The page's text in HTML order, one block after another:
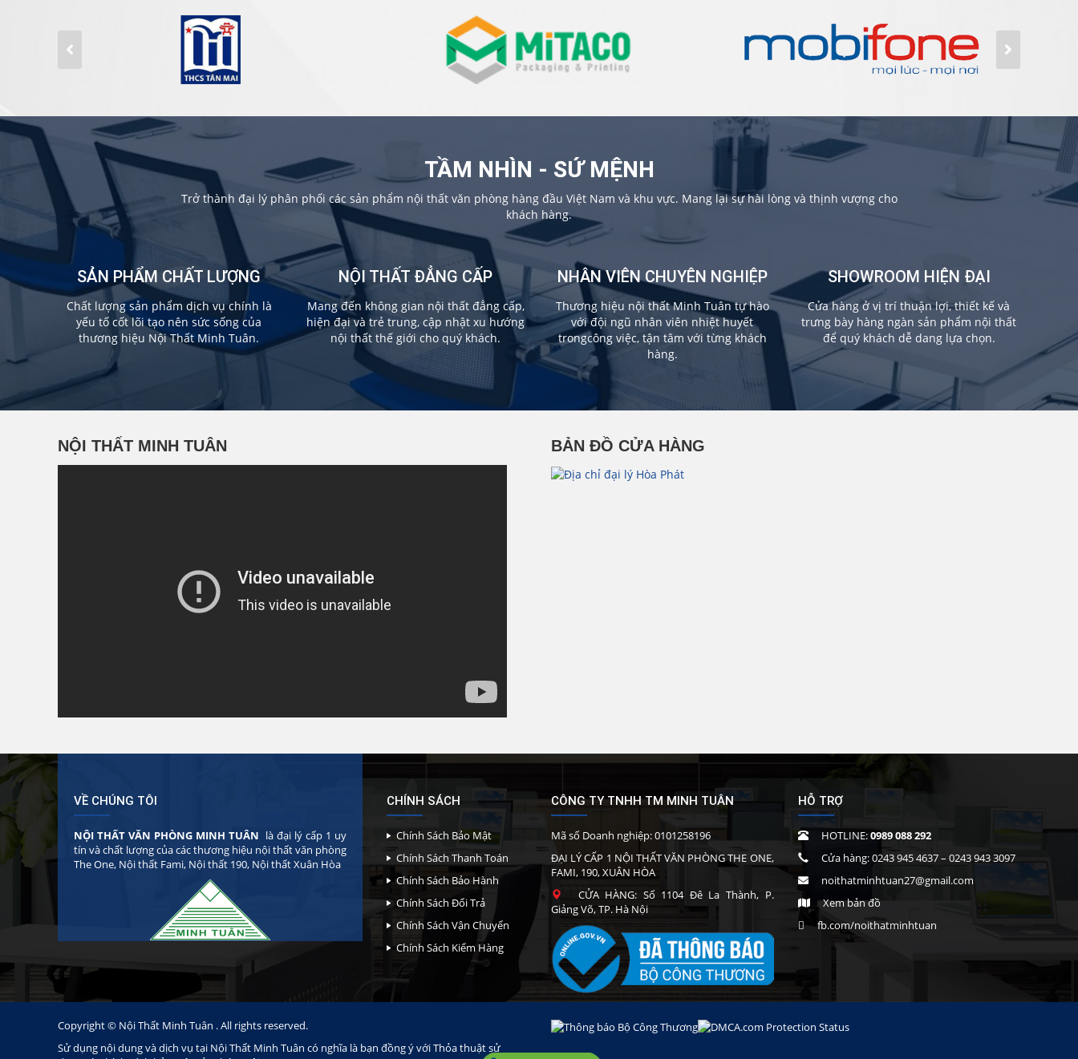
TẦM NHÌN - SỨ MỆNH
Trở thành đại lý phân phối các sản phẩm nội thất văn phòng hàng đầu Việt Nam và khu vực. Mang lại sự hài lòng và thịnh vượng cho
khách hàng.
SẢN PHẨM CHẤT LƯỢNG
Chất lượng sản phẩm dịch vụ chính là
yếu tố cốt lõi tạo nên sức sống của
thương hiệu Nội Thất Minh Tuân.
NỘI THẤT ĐẲNG CẤP
Mang đến không gian nội thất đẳng cấp,
hiện đại và trẻ trung, cập nhật xu hướng
nội thất thế giới cho quý khách.
NHÂN VIÊN CHUYÊN NGHIỆP
Thương hiệu nội thất Minh Tuân tự hào
với đội ngũ nhân viên nhiệt huyết
trongcông việc, tận tâm với từng khách
hàng.
SHOWROOM HIỆN ĐẠI
Cửa hàng ở vị trí thuận lợi, thiết kế và
trưng bày hàng ngàn sản phẩm nội thất
để quý khách dễ dang lựa chọn.
NỘI THẤT MINH TUÂN BẢN ĐỒ CỬA HÀNG
VỀ CHÚNG TÔI
NỘI THẤT VĂN PHÒNG MINH TUÂN là đại lý cấp 1 uy
tín và chất lượng của các thương hiệu nội thất văn phòng
The One, Nội thất Fami, Nội thất 190, Nội thất Xuân Hòa
CHÍNH SÁCH
Chính Sách Bảo Mật
Chính Sách Thanh Toán
Chính Sách Bảo Hành
Chính Sách Đổi Trả
Chính Sách Vận Chuyển
Chính Sách Kiểm Hàng
CÔNG TY TNHH TM MINH TUÂN
Mã số Doanh nghiệp: 0101258196
ĐẠI LÝ CẤP 1 NỘI THẤT VĂN PHÒNG THE ONE,
FAMI, 190, XUÂN HÒA
CỬA HÀNG: Số 1104 Đê La Thành, P.
Giảng Võ, TP. Hà Nội
HỖ TRỢ
HOTLINE:0989 088 292
Cửa hàng:0243 945 4637– 0243 943 3097
noithatminhtuan27@gmail.com
Xem bản đồ
fb.com/noithatminhtuan
Copyright © Nội Thất Minh Tuân . All rights reserved.
Sử dụng nội dung và dịch vụ tại Nội Thất Minh Tuân có nghĩa là bạn đồng ý với Thỏa thuật sử